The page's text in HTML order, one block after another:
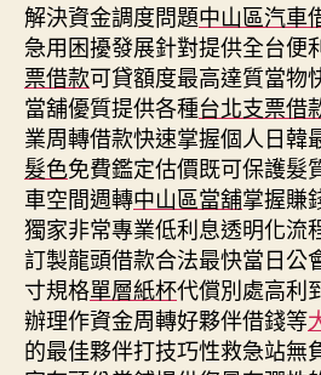
解決資金調度問題中山區汽車
急用困擾發展針對提供全台便
票借款可貸額度最高達質當物
當舖優質提供各種台北支票借
業周轉借款快速掌握個人日韓
髮色免費鑑定估價既可保護髮
車空間週轉中山區當舖掌握賺
獨家非常專業低利息透明化流
訂製龍頭借款合法最快當日公
寸規格單層紙杯代償別處高利
辦理作資金周轉好夥伴借錢等
的最佳夥伴打技巧性救急站無